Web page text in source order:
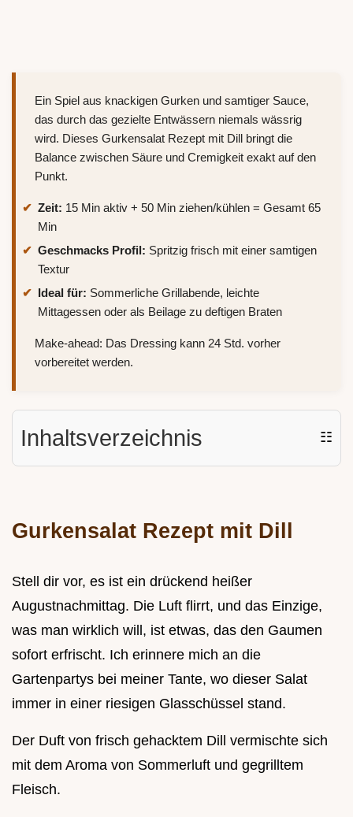
Ein Spiel aus knackigen Gurken und samtiger Sauce,
das durch das gezielte Entwässern niemals wässrig
wird. Dieses Gurkensalat Rezept mit Dill bringt die
Balance zwischen Säure und Cremigkeit exakt auf den
Punkt.
Zeit: 15 Min aktiv + 50 Min ziehen/kühlen = Gesamt 65
Min
Geschmacks Profil: Spritzig frisch mit einer samtigen
Textur
Ideal für: Sommerliche Grillabende, leichte
Mittagessen oder als Beilage zu deftigen Braten
Make-ahead: Das Dressing kann 24 Std. vorher
vorbereitet werden.
Inhaltsverzeichnis ☷
Gurkensalat Rezept mit Dill
Stell dir vor, es ist ein drückend heißer
Augustnachmittag. Die Luft flirrt, und das Einzige,
was man wirklich will, ist etwas, das den Gaumen
sofort erfrischt. Ich erinnere mich an die
Gartenpartys bei meiner Tante, wo dieser Salat
immer in einer riesigen Glasschüssel stand.
Der Duft von frisch gehacktem Dill vermischte sich
mit dem Aroma von Sommerluft und gegrilltem
Fleisch.